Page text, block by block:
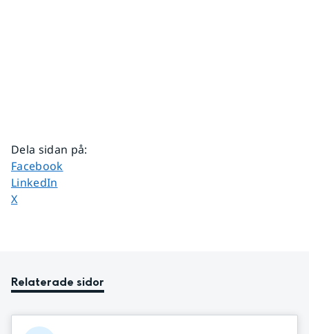
Dela sidan på:
Dela sidan på
Facebook
Dela sidan på
LinkedIn
Dela sidan på
X
Relaterade sidor